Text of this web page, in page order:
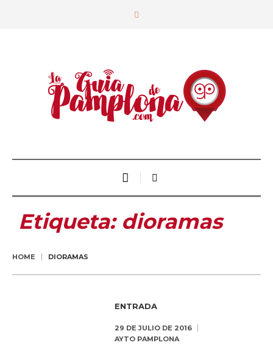
Etiqueta: dioramas
HOME DIORAMAS
ENTRADA
29 DE JULIO DE 2016
AYTO PAMPLONA